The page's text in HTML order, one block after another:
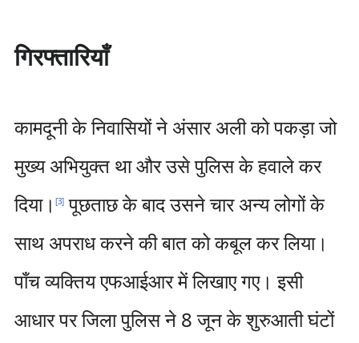
गिरफ्तारियाँ
कामदूनी के निवासियों ने अंसार अली को पकड़ा जो
मुख्य अभियुक्त था और उसे पुलिस के हवाले कर
दिया। [3]पूछताछ के बाद उसने चार अन्य लोगों के
साथ अपराध करने की बात को कबूल कर लिया।
पाँच व्यक्तिय एफआईआर में लिखाए गए। इसी
आधार पर जिला पुलिस ने 8 जून के शुरुआती घंटों